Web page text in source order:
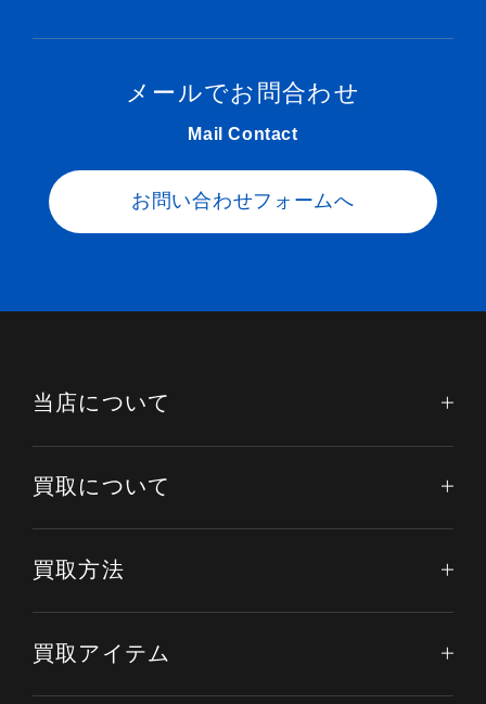
メールでお問合わせ
Mail Contact
お問い合わせフォームへ
当店について
買取について
買取方法
買取アイテム